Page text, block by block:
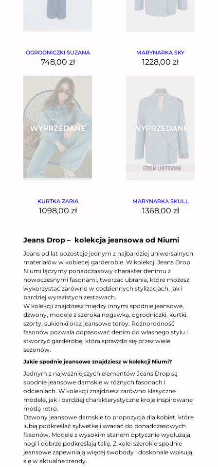
OGRODNICZKI SUZANA
748,00 zł
MARYNARKA SKY
1228,00 zł
KURTKA ZARIA
1098,00 zł
MARYNARKA SKULL
1368,00 zł
Jeans Drop – kolekcja jeansowa od Niumi
Jeans od lat pozostaje jednym z najbardziej uniwersalnych
materiałów w kobiecej garderobie. W kolekcji Jeans Drop
Niumi łączymy ponadczasowy charakter denimu z
nowoczesnymi fasonami, tworząc ubrania, które możesz
wykorzystać zarówno w codziennych stylizacjach, jak i
bardziej wyrazistych zestawach.
W kolekcji znajdziesz między innymi spodnie jeansowe,
dzwony, modele z szeroką nogawką, ogrodniczki, kurtki,
szorty, sukienki oraz jeansowe torby. Różnorodność
fasonów pozwala dopasować denim do własnego stylu i
stworzyć garderobę, która sprawdzi się przez wiele
sezonów.
Jakie spodnie jeansowe znajdziesz w kolekcji Niumi?
Jednym z najważniejszych elementów Jeans Drop są
spodnie jeansowe damskie w różnych fasonach i
odcieniach. W kolekcji znajdziesz zarówno klasyczne
modele, jak i bardziej charakterystyczne kroje inspirowane
modą retro.
Dzwony jeansowe damskie to propozycja dla kobiet, które
lubią podkreślać sylwetkę i wracać do ponadczasowych
fasonów. Modele z wysokim stanem optycznie wydłużają
nogi i dobrze podkreślają talię. Z kolei szerokie spodnie
jeansowe zapewniają więcej swobody i doskonale wpisują
się w aktualne trendy.